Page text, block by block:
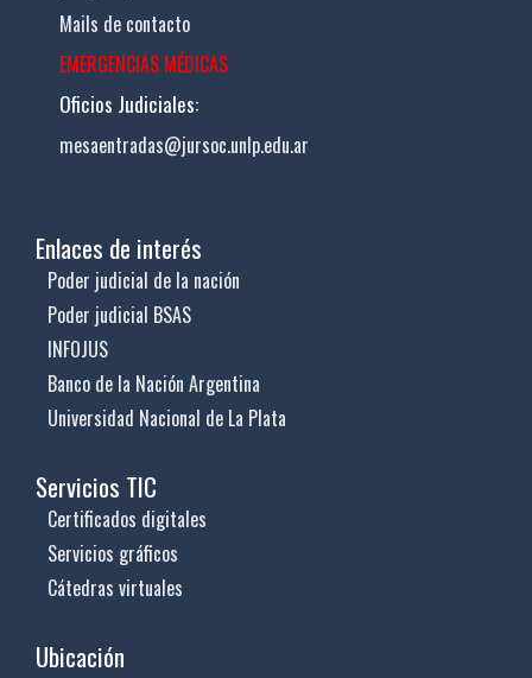
Mails de contacto
EMERGENCIAS MÉDICAS
Oficios Judiciales:
mesaentradas@jursoc.unlp.edu.ar
Enlaces de interés
Poder judicial de la nación
Poder judicial BSAS
INFOJUS
Banco de la Nación Argentina
Universidad Nacional de La Plata
Servicios TIC
Certificados digitales
Servicios gráficos
Cátedras virtuales
Ubicación